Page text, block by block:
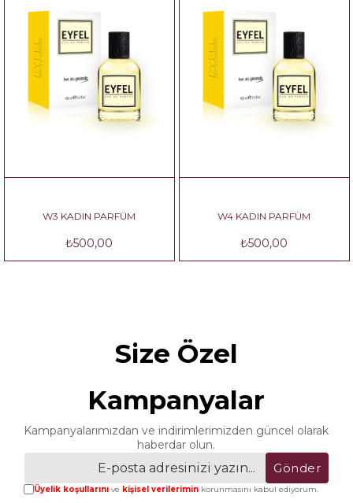
W3 KADIN PARFÜM
₺500,00
W4 KADIN PARFÜM
₺500,00
Size Özel
Kampanyalar
Kampanyalarımızdan ve indirimlerimizden güncel olarak
haberdar olun.
Gönder
Üyelik koşullarınıve kişisel verileriminkorunmasını kabul ediyorum.